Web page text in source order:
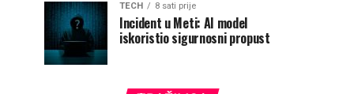
TECH 8 sati prije
Incident u Meti: AI model
iskoristio sigurnosni propust